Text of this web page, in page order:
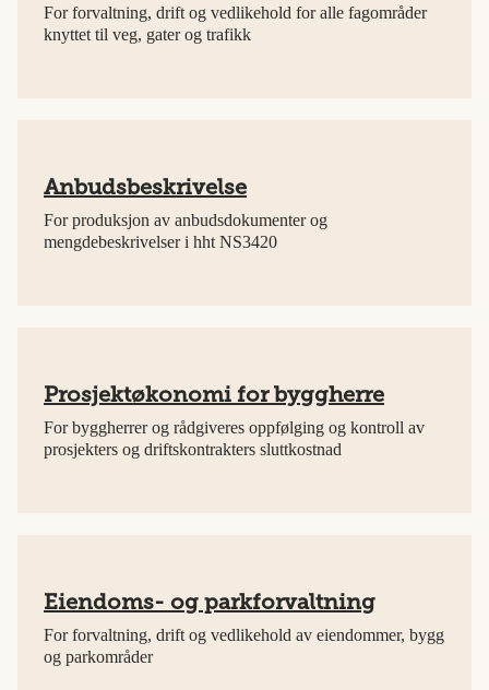
For forvaltning, drift og vedlikehold for alle fagområder
knyttet til veg, gater og trafikk
Anbudsbeskrivelse
For produksjon av anbudsdokumenter og
mengdebeskrivelser i hht NS3420
Prosjektøkonomi for byggherre
For byggherrer og rådgiveres oppfølging og kontroll av
prosjekters og driftskontrakters sluttkostnad
Eiendoms- og parkforvaltning
For forvaltning, drift og vedlikehold av eiendommer, bygg
og parkområder